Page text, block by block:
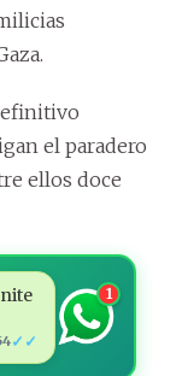
el paradero
ellos doce
✓✓
1